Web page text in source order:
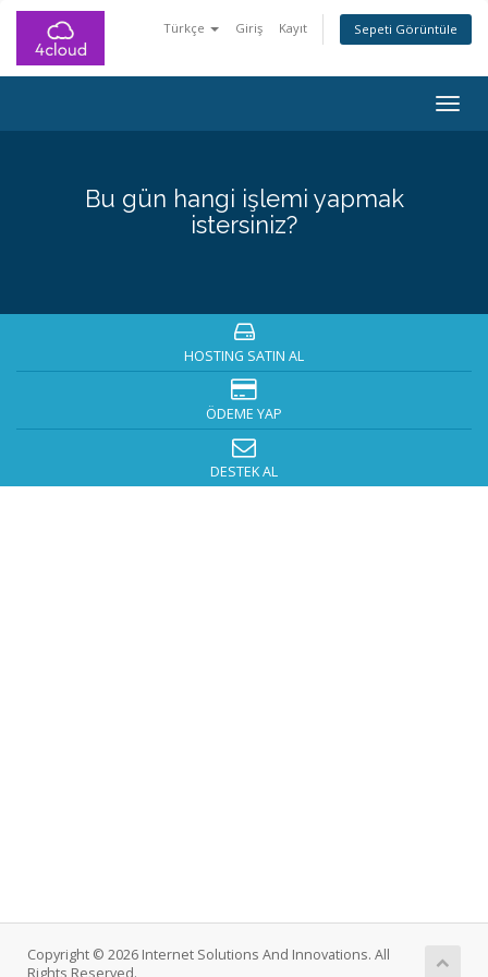
Türkçe Giriş Kayıt Sepeti Görüntüle
Bu gün hangi işlemi yapmak
istersiniz?
HOSTING SATIN AL
ÖDEME YAP
DESTEK AL
Copyright © 2026 Internet Solutions And Innovations. All
Rights Reserved.